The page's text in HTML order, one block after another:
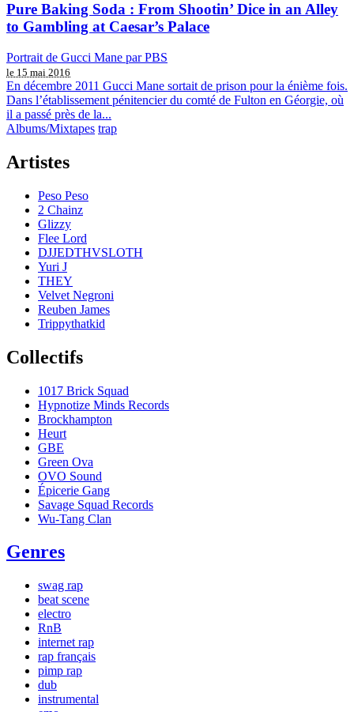
Pure Baking Soda : From Shootin’ Dice in an Alley
to Gambling at Caesar’s Palace
Portrait de Gucci Mane par PBS
le 15 mai 2016
En décembre 2011 Gucci Mane sortait de prison pour la énième fois.
Dans l’établissement pénitencier du comté de Fulton en Géorgie, où
il a passé près de la...
Albums/Mixtapes trap
Artistes
Peso Peso
2 Chainz
Glizzy
Flee Lord
DJJEDTHVSLOTH
Yuri J
THEY
Velvet Negroni
Reuben James
Trippythatkid
Collectifs
1017 Brick Squad
Hypnotize Minds Records
Brockhampton
Heurt
GBE
Green Ova
OVO Sound
Épicerie Gang
Savage Squad Records
Wu-Tang Clan
Genres
swag rap
beat scene
electro
RnB
internet rap
rap français
pimp rap
dub
instrumental